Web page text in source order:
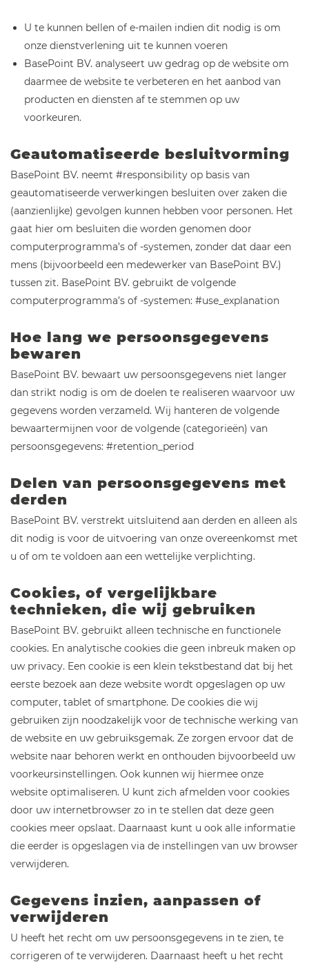
U te kunnen bellen of e-mailen indien dit nodig is om
onze dienstverlening uit te kunnen voeren
BasePoint BV. analyseert uw gedrag op de website om
daarmee de website te verbeteren en het aanbod van
producten en diensten af te stemmen op uw
voorkeuren.
Geautomatiseerde besluitvorming
BasePoint BV. neemt #responsibility op basis van
geautomatiseerde verwerkingen besluiten over zaken die
(aanzienlijke) gevolgen kunnen hebben voor personen. Het
gaat hier om besluiten die worden genomen door
computerprogramma’s of -systemen, zonder dat daar een
mens (bijvoorbeeld een medewerker van BasePoint BV.)
tussen zit. BasePoint BV. gebruikt de volgende
computerprogramma’s of -systemen: #use_explanation
Hoe lang we persoonsgegevens
bewaren
BasePoint BV. bewaart uw persoonsgegevens niet langer
dan strikt nodig is om de doelen te realiseren waarvoor uw
gegevens worden verzameld. Wij hanteren de volgende
bewaartermijnen voor de volgende (categorieën) van
persoonsgegevens: #retention_period
Delen van persoonsgegevens met
derden
BasePoint BV. verstrekt uitsluitend aan derden en alleen als
dit nodig is voor de uitvoering van onze overeenkomst met
u of om te voldoen aan een wettelijke verplichting.
Cookies, of vergelijkbare
technieken, die wij gebruiken
BasePoint BV. gebruikt alleen technische en functionele
cookies. En analytische cookies die geen inbreuk maken op
uw privacy. Een cookie is een klein tekstbestand dat bij het
eerste bezoek aan deze website wordt opgeslagen op uw
computer, tablet of smartphone. De cookies die wij
gebruiken zijn noodzakelijk voor de technische werking van
de website en uw gebruiksgemak. Ze zorgen ervoor dat de
website naar behoren werkt en onthouden bijvoorbeeld uw
voorkeursinstellingen. Ook kunnen wij hiermee onze
website optimaliseren. U kunt zich afmelden voor cookies
door uw internetbrowser zo in te stellen dat deze geen
cookies meer opslaat. Daarnaast kunt u ook alle informatie
die eerder is opgeslagen via de instellingen van uw browser
verwijderen.
Gegevens inzien, aanpassen of
verwijderen
U heeft het recht om uw persoonsgegevens in te zien, te
corrigeren of te verwijderen. Daarnaast heeft u het recht